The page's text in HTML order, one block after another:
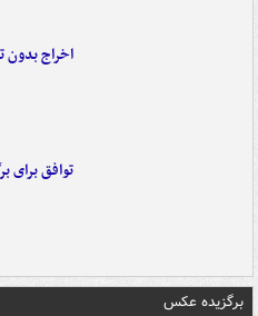
اخراج بدون
توافق برای
برگزیده عکس